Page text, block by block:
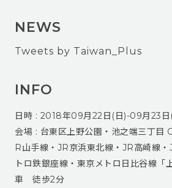
NEWS
Tweets by Taiwan_Plus
INFO
日時 : 2018年09月22日(日)-09月23
会場 : 台東区上野公園・池之端三丁
R山手線・JR京浜東北線・JR高崎線
トロ鉄銀座線・東京メトロ日比谷線「
車 徒歩2分